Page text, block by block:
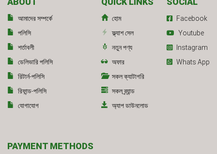
আমাদের সম্পর্কে
পলিসি
শর্তাবলী
ডেলিভারি পলিসি
রিটার্ন-পলিসি
রিফান্ড-পলিসি
যোগাযোগ
হোম
ফ্ল্যাশ সেল
নতুন পণ্য
অফার
সকল ক্যাটাগরি
সকল ব্র্যান্ড
অ্যাপ ডাউনলোড
Facebook
Youtube
Instagram
Whats App
PAYMENT METHODS